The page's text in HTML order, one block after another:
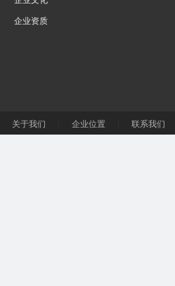
企业资质
关于我们 企业位置 联系我们